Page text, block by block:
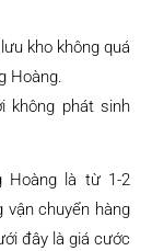
kho không quá
Hoàng.
không phát sinh
Hoàng là từ 1-2
vận chuyển hàng
đây là giá cước